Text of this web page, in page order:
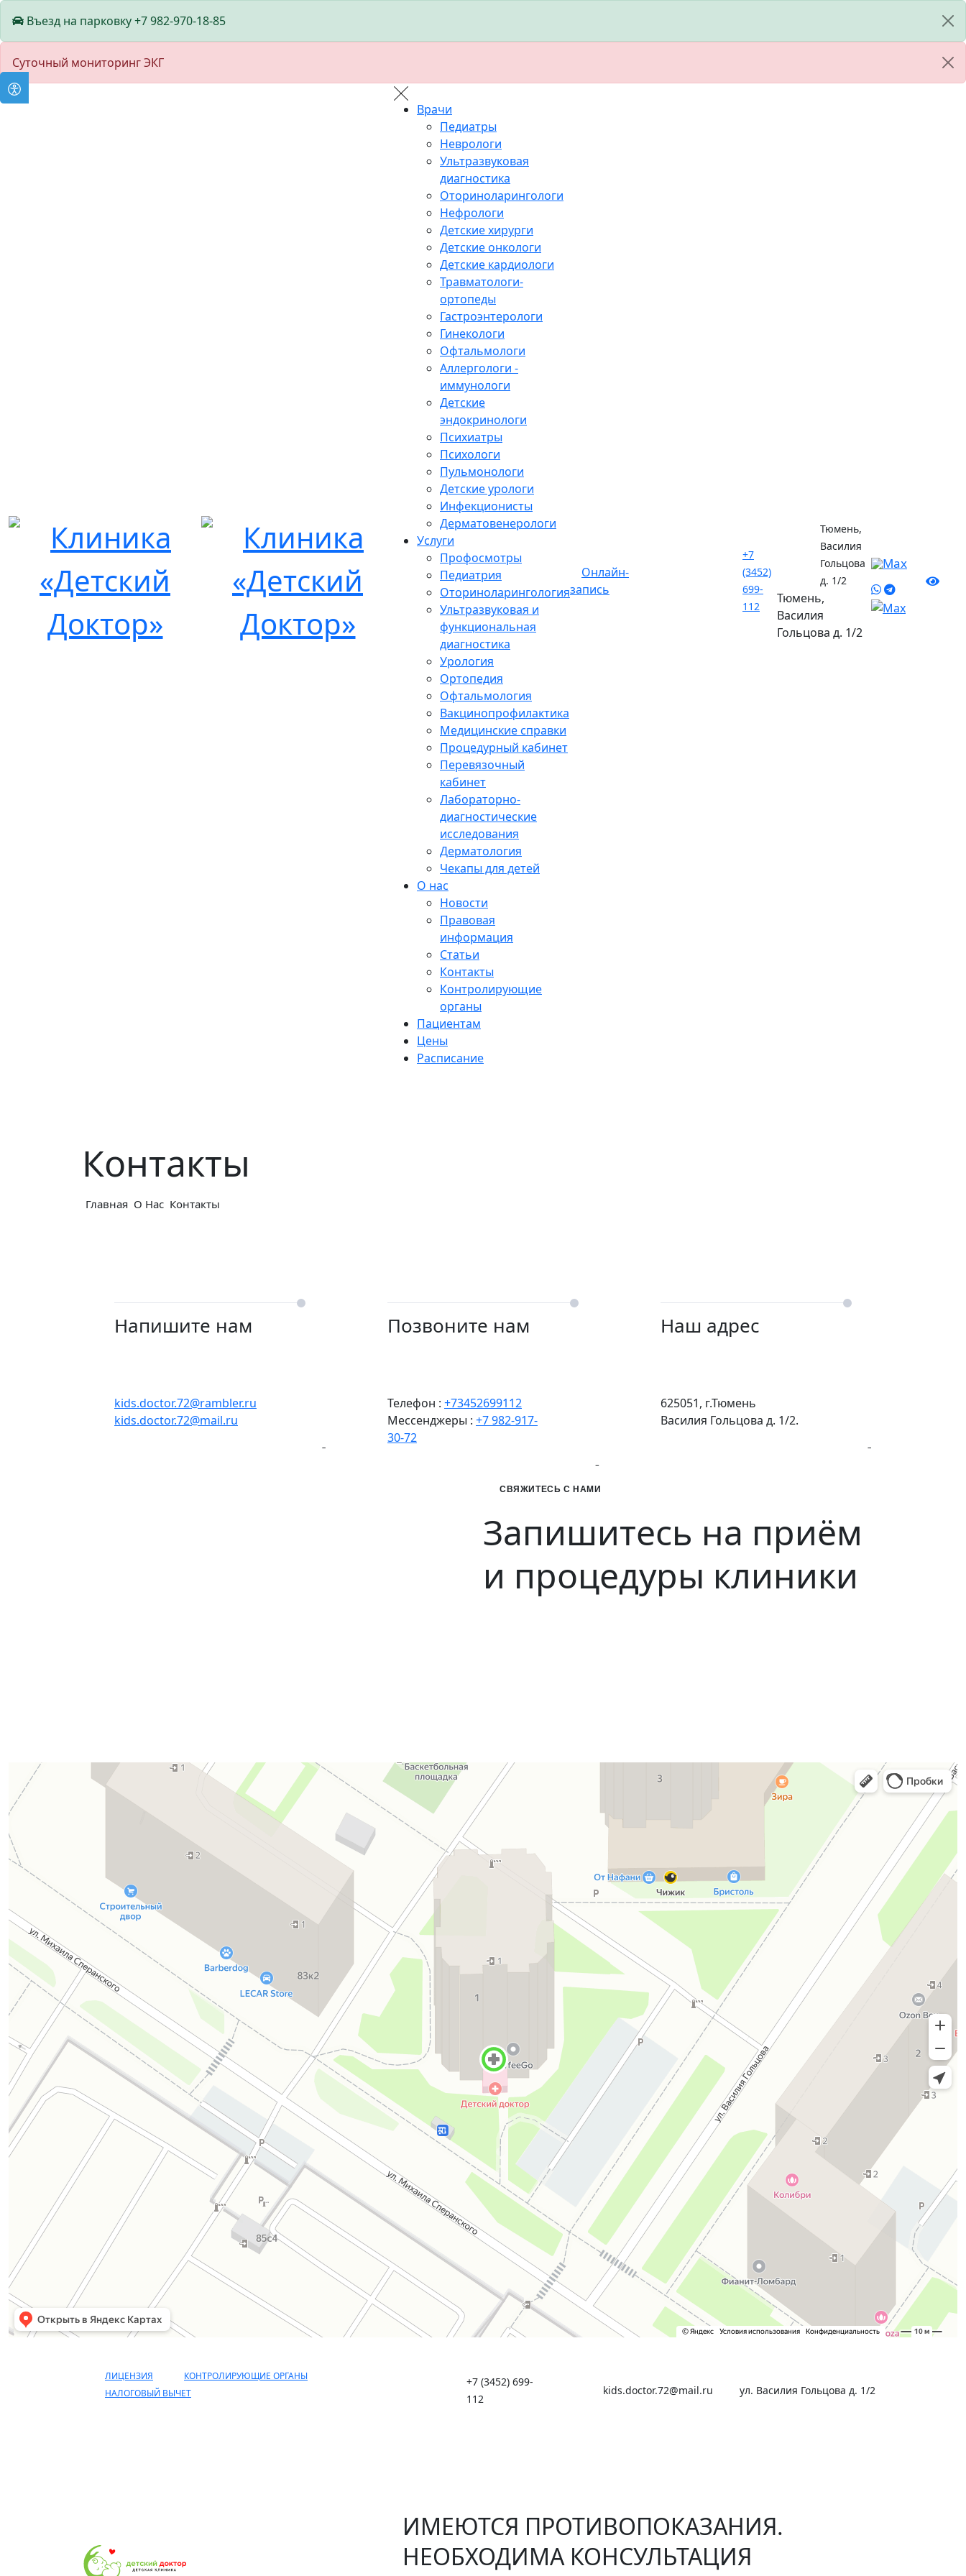
Въезд на парковку +7 982-970-18-85
Суточный мониторинг ЭКГ
Врачи
Педиатры
Неврологи
Ультразвуковая
диагностика
Оториноларингологи
Нефрологи
Детские хирурги
Детские онкологи
Детские кардиологи
Травматологи-
ортопеды
Гастроэнтерологи
Гинекологи
Офтальмологи
Аллергологи -
иммунологи
Детские
эндокринологи
Психиатры
Психологи
Пульмонологи
Детские урологи
Инфекционисты
Дерматовенерологи
Услуги
Профосмотры
Педиатрия
Оториноларингология
Ультразвуковая и
функциональная
диагностика
Урология
Ортопедия
Офтальмология
Вакцинопрофилактика
Медицинские справки
Процедурный кабинет
Перевязочный
кабинет
Лабораторно-
диагностические
исследования
Дерматология
Чекапы для детей
О нас
Новости
Правовая
информация
Статьи
Контакты
Контролирующие
органы
Пациентам
Цены
Расписание
Онлайн-
запись
+7
(3452)
699-
112
Тюмень,
Василия
Гольцова
д. 1/2
Тюмень,
Василия
Гольцова д. 1/2
Контакты
Главная О Нас Контакты
Напишите нам
kids.doctor.72@rambler.ru
kids.doctor.72@mail.ru
Позвоните нам
Телефон : +73452699112
Мессенджеры : +7 982-917-
30-72
Наш адрес
625051, г.Тюмень
Василия Гольцова д. 1/2.
СВЯЖИТЕСЬ С НАМИ
Запишитесь на приём
и процедуры клиники
ЛИЦЕНЗИЯ
КОНТРОЛИРУЮЩИЕ ОРГАНЫ
НАЛОГОВЫЙ ВЫЧЕТ
+7 (3452) 699-
112
kids.doctor.72@mail.ru ул. Василия Гольцова д. 1/2
ИМЕЮТСЯ ПРОТИВОПОКАЗАНИЯ.
НЕОБХОДИМА КОНСУЛЬТАЦИЯ